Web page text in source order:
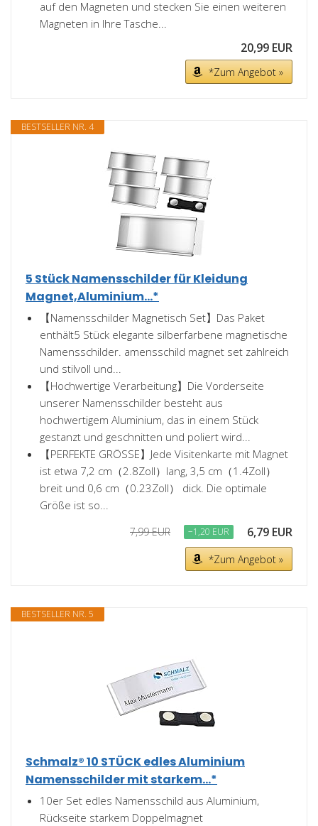
auf den Magneten und stecken Sie einen weiteren
Magneten in Ihre Tasche...
20,99 EUR
*Zum Angebot »
BESTSELLER NR. 4
5 Stück Namensschilder für Kleidung
Magnet,Aluminium...*
【Namensschilder Magnetisch Set】Das Paket
enthält5 Stück elegante silberfarbene magnetische
Namensschilder. amensschild magnet set zahlreich
und stilvoll und...
【Hochwertige Verarbeitung】Die Vorderseite
unserer Namensschilder besteht aus
hochwertigem Aluminium, das in einem Stück
gestanzt und geschnitten und poliert wird...
【PERFEKTE GRÖSSE】Jede Visitenkarte mit Magnet
ist etwa 7,2 cm（2.8Zoll）lang, 3,5 cm（1.4Zoll）
breit und 0,6 cm（0.23Zoll） dick. Die optimale
Größe ist so...
7,99 EUR −1,20 EUR 6,79 EUR
*Zum Angebot »
BESTSELLER NR. 5
Schmalz® 10 STÜCK edles Aluminium
Namensschilder mit starkem...*
10er Set edles Namensschild aus Aluminium,
Rückseite starkem Doppelmagnet